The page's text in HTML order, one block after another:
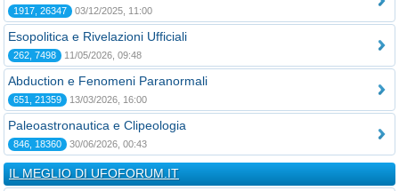
1917, 26347 03/12/2025, 11:00
Esopolitica e Rivelazioni Ufficiali
262, 7498 11/05/2026, 09:48
Abduction e Fenomeni Paranormali
651, 21359 13/03/2026, 16:00
Paleoastronautica e Clipeologia
846, 18360 30/06/2026, 00:43
IL MEGLIO DI UFOFORUM.IT